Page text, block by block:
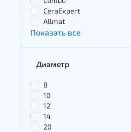
CeraExpert
Allmat
Показать все
Диаметр
8
10
12
14
20